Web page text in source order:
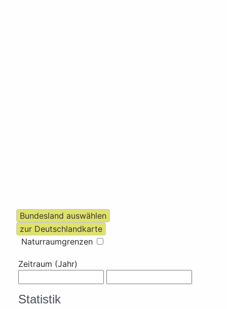
Naturraumgrenzen
Zeitraum (Jahr)
Statistik